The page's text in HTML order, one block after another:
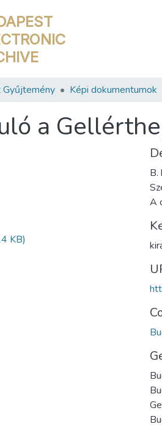
Gyűjtemény Képi dokumentumok
a
KB)
B.
A